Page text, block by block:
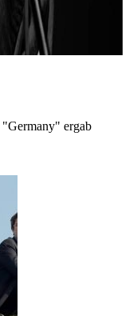
"Germany" ergab